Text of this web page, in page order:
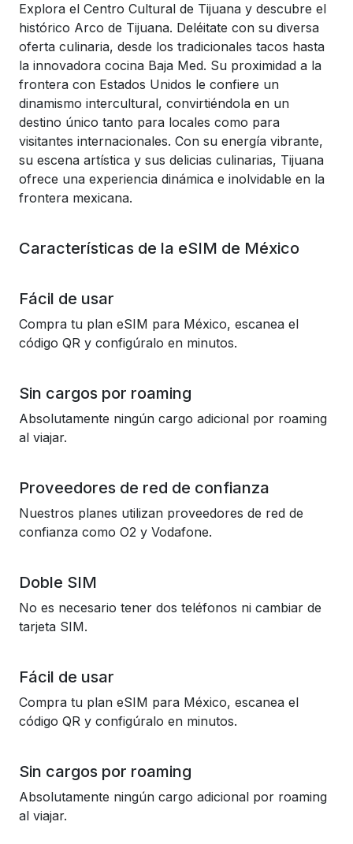
Explora el Centro Cultural de Tijuana y descubre el
histórico Arco de Tijuana. Deléitate con su diversa
oferta culinaria, desde los tradicionales tacos hasta
la innovadora cocina Baja Med. Su proximidad a la
frontera con Estados Unidos le confiere un
dinamismo intercultural, convirtiéndola en un
destino único tanto para locales como para
visitantes internacionales. Con su energía vibrante,
su escena artística y sus delicias culinarias, Tijuana
ofrece una experiencia dinámica e inolvidable en la
frontera mexicana.
Características de la eSIM de México
Fácil de usar
Compra tu plan eSIM para México, escanea el
código QR y configúralo en minutos.
Sin cargos por roaming
Absolutamente ningún cargo adicional por roaming
al viajar.
Proveedores de red de confianza
Nuestros planes utilizan proveedores de red de
confianza como O2 y Vodafone.
Doble SIM
No es necesario tener dos teléfonos ni cambiar de
tarjeta SIM.
Fácil de usar
Compra tu plan eSIM para México, escanea el
código QR y configúralo en minutos.
Sin cargos por roaming
Absolutamente ningún cargo adicional por roaming
al viajar.